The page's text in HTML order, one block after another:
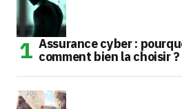
Assurance cyber :
comment bien la choisir ?